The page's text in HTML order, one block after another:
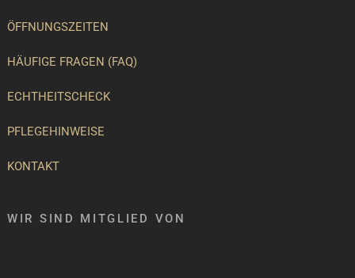
ÖFFNUNGSZEITEN
HÄUFIGE FRAGEN (FAQ)
ECHTHEITSCHECK
PFLEGEHINWEISE
KONTAKT
WIR SIND MITGLIED VON